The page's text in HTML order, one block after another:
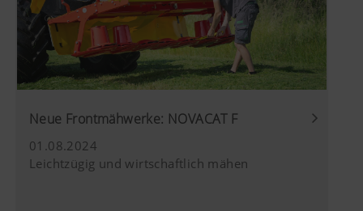
YouTube
Wir binden YouTube Videos auf unserer
und verwenden hierbei den erweiterten
Datenschutzmodus von YouTube. Es
YouTube keine Informationen über die
dieser Website gespeichert, es sei denn,
hier:
Neue Frontmähwerke: NOVACAT F
01.08.2024
Leichtzügig und wirtschaftlich mähen